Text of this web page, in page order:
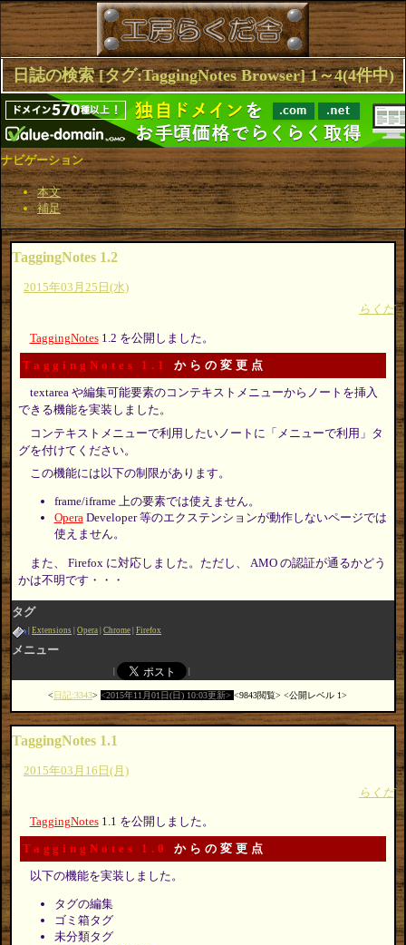
日誌の検索 [タグ:TaggingNotes Browser] 1～4(4件中)
ナビゲーション
本文
補足
TaggingNotes 1.2
2015年03月25日(水)
らくだ
TaggingNotes1.2 を公開しました。
TaggingNotes 1.1 からの変更点
textarea や編集可能要素のコンテキストメニューからノートを挿入
できる機能を実装しました。
コンテキストメニューで利用したいノートに「メニューで利用」タ
グを付けてください。
この機能には以下の制限があります。
frame/iframe 上の要素では使えません。
OperaDeveloper 等のエクステンションが動作しないページでは
使えません。
また、 Firefox に対応しました。ただし、 AMO の認証が通るかどう
かは不明です・・・
タグ
Extensions Opera Chrome Firefox
メニュー
日記:3343 2015年11月01日(日) 10:03更新 9843閲覧 公開レベル 1
TaggingNotes 1.1
2015年03月16日(月)
らくだ
TaggingNotes1.1 を公開しました。
TaggingNotes 1.0 からの変更点
以下の機能を実装しました。
タグの編集
ゴミ箱タグ
未分類タグ